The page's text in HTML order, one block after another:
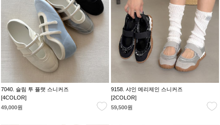
7040. 슬림 투 플랫 스니커즈
[4COLOR]
49,000원
9158. 샤인 메리제인 스니커즈
[2COLOR]
59,500원